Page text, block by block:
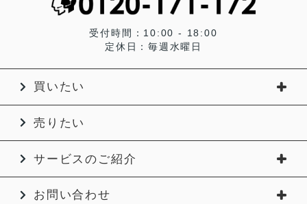
受付時間：10:00 - 18:00
定休日：毎週水曜日
買いたい
売りたい
サービスのご紹介
お問い合わせ